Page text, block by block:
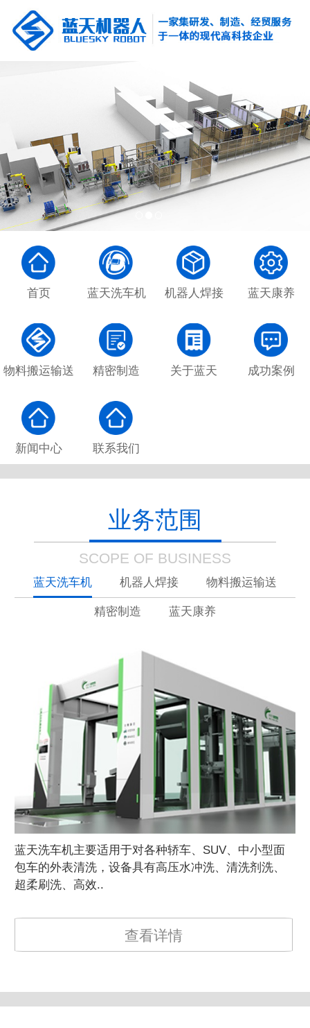
首页 蓝天洗车机 机器人焊接 蓝天康养
物料搬运输送 精密制造 关于蓝天 成功案例
新闻中心 联系我们
业务范围
SCOPE OF BUSINESS
蓝天洗车机 机器人焊接 物料搬运输送
精密制造 蓝天康养
蓝天洗车机主要适用于对各种轿车、SUV、中小型面
包车的外表清洗，设备具有高压水冲洗、清洗剂洗、
超柔刷洗、高效..
查看详情